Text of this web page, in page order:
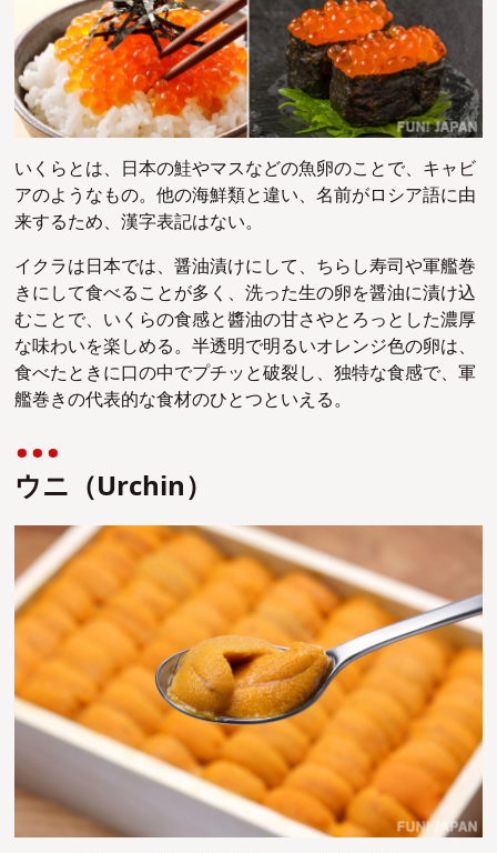
いくらとは、日本の鮭やマスなどの魚卵のことで、キャビ
アのようなもの。他の海鮮類と違い、名前がロシア語に由
来するため、漢字表記はない。
イクラは日本では、醤油漬けにして、ちらし寿司や軍艦巻
きにして食べることが多く、洗った生の卵を醤油に漬け込
むことで、いくらの食感と醬油の甘さやとろっとした濃厚
な味わいを楽しめる。半透明で明るいオレンジ色の卵は、
食べたときに口の中でプチッと破裂し、独特な食感で、軍
艦巻きの代表的な食材のひとつといえる。
ウニ（Urchin）